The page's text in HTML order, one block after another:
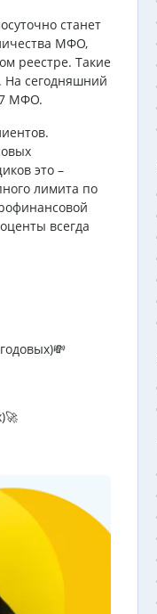
станет
МФО,
реестре. Такие
На сегодняшний
МФО.
это –
лимита по
всегда